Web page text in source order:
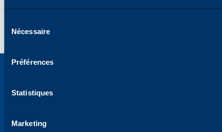
desNécessaire
Préférences
Statistiques
Marketing